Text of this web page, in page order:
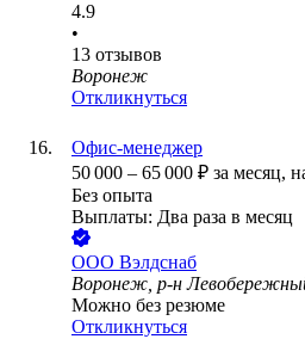
4.9
•
13 отзывов
Воронеж
Откликнуться
Офис-менеджер
50 000 – 65 000 ₽ за месяц,
Без опыта
Выплаты: Два раза в месяц
ООО Вэлдснаб
Воронеж, р-н
Можно без резюме
Откликнуться